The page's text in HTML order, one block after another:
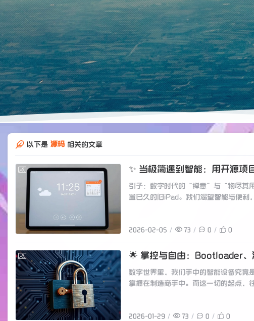
以下是 源码 相关的文章
2026-02-05
✨ 当极简遇到智能：用开源项
引子：数字时代的“禅意”与“物尽其
置已久的旧iPad。我们渴望智能与便利
2026-02-05 73 0 0
2026-01-29
🌟 掌控与自由：Bootloader
数字世界里，我们手中的智能设备究竟
掌握在制造商手中。而这一切的起点
2026-01-29 73 0 0